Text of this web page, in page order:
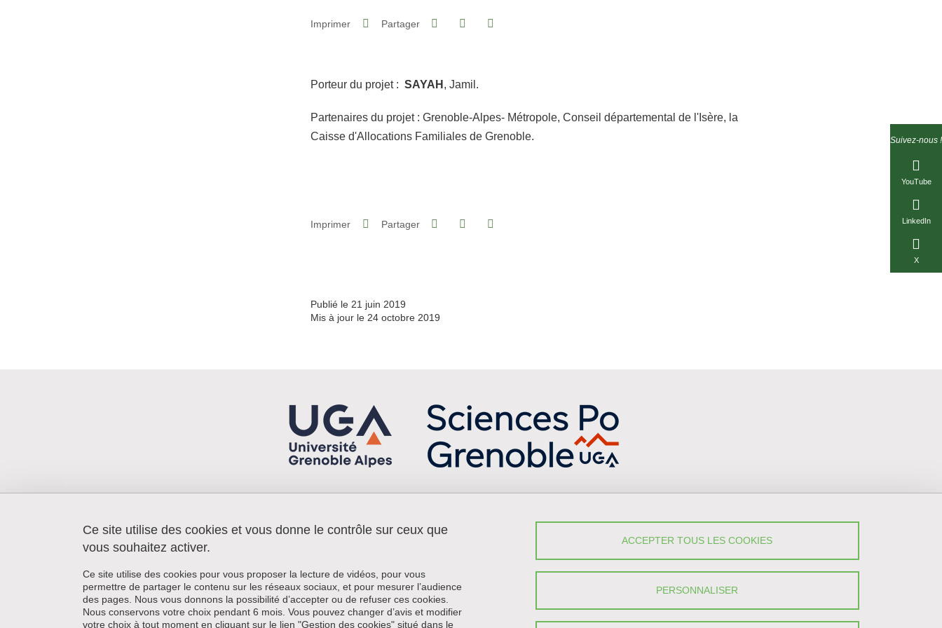
Suivez-nous !
YouTube
LinkedIn
X
Imprimer Partager Partager sur Facebook
Partager sur LinkedIn
Porteur du projet : SAYAH , Jamil.
Partenaires du projet : Grenoble-Alpes- Métropole, Conseil départemental de l'Isère, la
Caisse d'Allocations Familiales de Grenoble.
Imprimer Partager Partager sur Facebook
Partager sur LinkedIn
Publié le 21 juin 2019
Mis à jour le 24 octobre 2019
IEP/Cerdap²
1030 avenue centrale
38400 Saint-Martin-d'Hères
+33 (0)4 76 82 82 19
Menu footer
Contact
Mentions légales
Données personnelles
Politique des cookies
YouTube
LinkedIn
Ce site utilise des cookies et vous donne le contrôle sur ceux que
vous souhaitez activer.
Ce site utilise des cookies pour vous proposer la lecture de vidéos, pour vous
permettre de partager le contenu sur les réseaux sociaux, et pour mesurer l’audience
des pages. Nous vous donnons la possibilité d’accepter ou de refuser ces cookies.
Nous conservons votre choix pendant 6 mois. Vous pouvez changer d’avis et modifier
votre choix à tout moment en cliquant sur le lien "Gestion des cookies" situé dans le
ACCEPTER TOUS LES COOKIES
PERSONNALISER